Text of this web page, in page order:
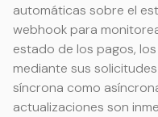
automáticas sobre el
webhook para
estado de los pagos,
mediante sus
síncrona como
actualizaciones son